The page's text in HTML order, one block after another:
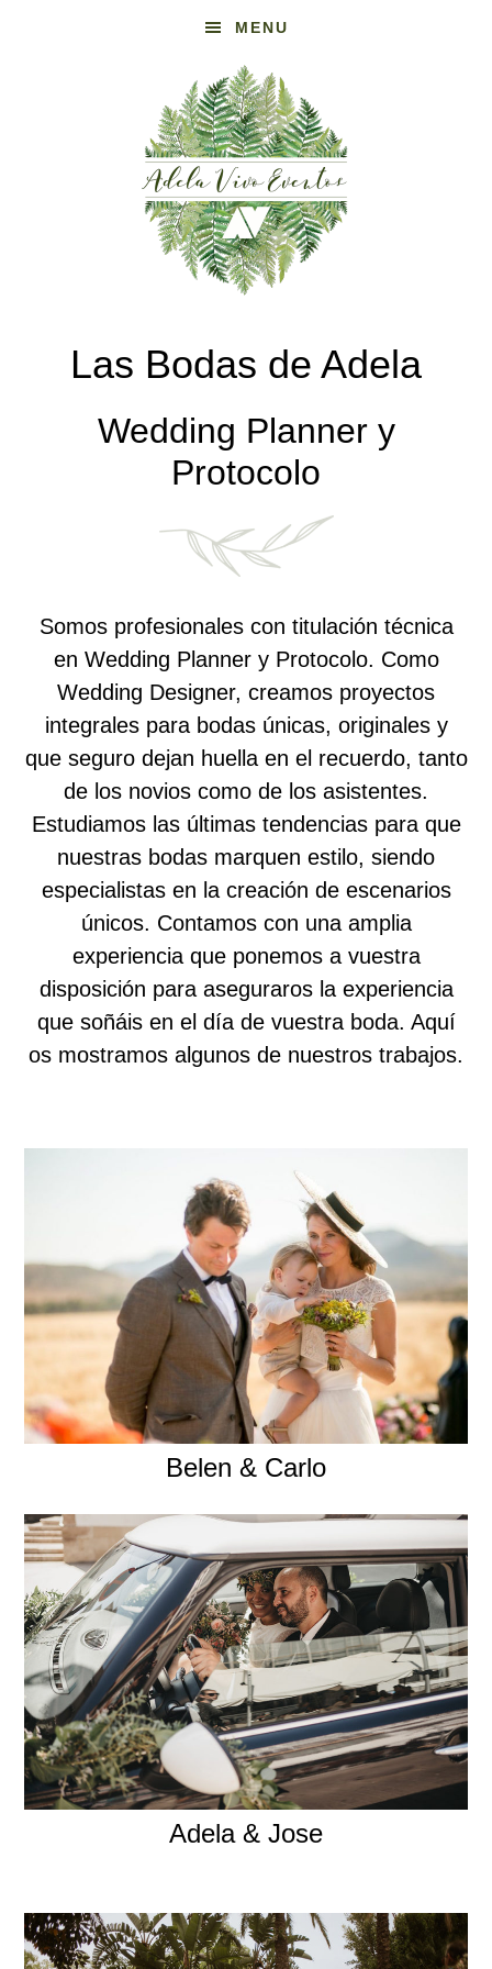
MENU
Las Bodas de Adela
Wedding Planner y
Protocolo
Somos profesionales con titulación técnica
en Wedding Planner y Protocolo. Como
Wedding Designer, creamos proyectos
integrales para bodas únicas, originales y
que seguro dejan huella en el recuerdo, tanto
de los novios como de los asistentes.
Estudiamos las últimas tendencias para que
nuestras bodas marquen estilo, siendo
especialistas en la creación de escenarios
únicos. Contamos con una amplia
experiencia que ponemos a vuestra
disposición para aseguraros la experiencia
que soñáis en el día de vuestra boda. Aquí
os mostramos algunos de nuestros trabajos.
Belen & Carlo
Adela & Jose